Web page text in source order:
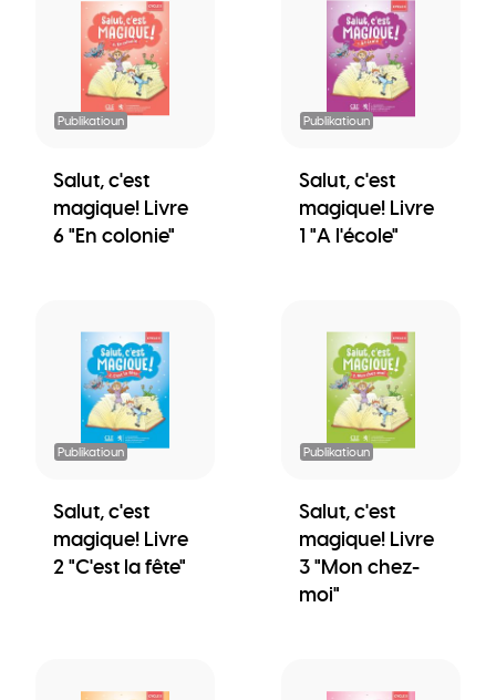
Publikatioun
Salut, c'est
magique! Livre
6 "En colonie"
Publikatioun
Salut, c'est
magique! Livre
1 "A l'école"
Publikatioun
Salut, c'est
magique! Livre
2 "C'est la fête"
Publikatioun
Salut, c'est
magique! Livre
3 "Mon chez-
moi"